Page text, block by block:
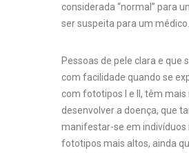
considerada “normal” para
ser suspeita para um médico.
Pessoas de pele clara e que
com facilidade quando se
com fototipos I e II, têm mais
desenvolver a doença, que
manifestar-se em indivíduos
fototipos mais altos, ainda